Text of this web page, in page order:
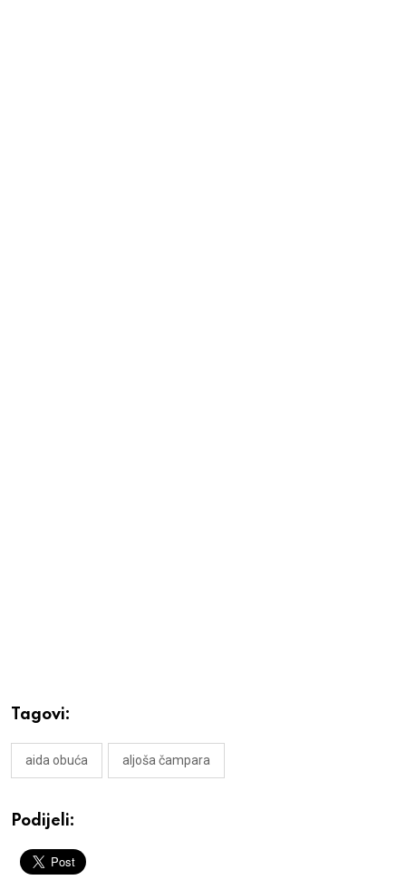
Tagovi:
aida obuća aljoša čampara
Podijeli: